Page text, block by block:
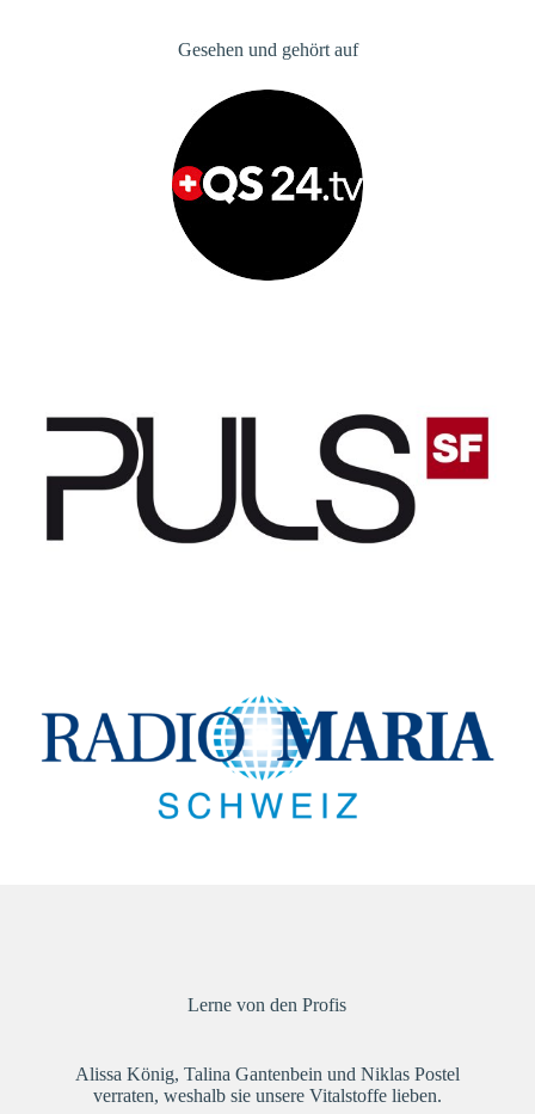
Gesehen und gehört auf
Lerne von den Profis
Alissa König, Talina Gantenbein und Niklas Postel
verraten, weshalb sie unsere Vitalstoffe lieben.